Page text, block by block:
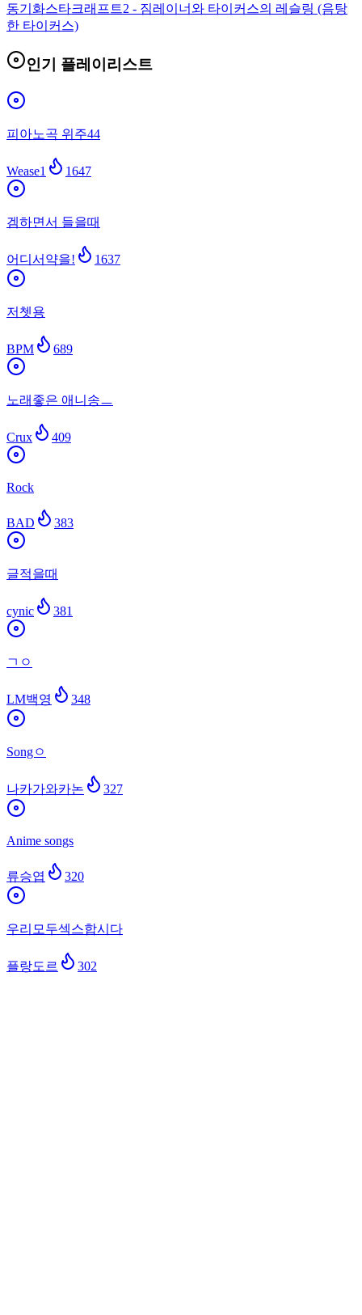
동기화스타크래프트2 - 짐레이너와 타이커스의 레슬링 (음탕
한 타이커스)
인기 플레이리스트
피아노곡 위주44
Wease1 1647
겜하면서 들을때
어디서약을! 1637
저쳇용
BPM 689
노래좋은 애니송ㅡ
Crux 409
Rock
BAD 383
글적을때
cynic 381
ㄱㅇ
LM백영 348
Songㅇ
나카가와카논 327
Anime songs
류승엽 320
우리모두섹스합시다
플랑도르 302